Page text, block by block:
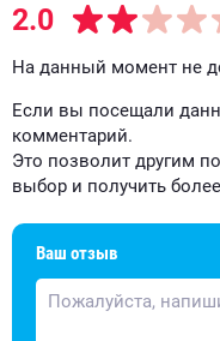
2.0
На данный момент не
Если вы посещали
комментарий.
Это позволит другим
выбор и получить
Ваш отзыв